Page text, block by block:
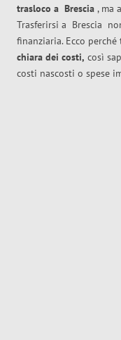
trasloco a Brescia , ma
Trasferirsi a Brescia
finanziaria. Ecco
chiara dei costi, così
costi nascosti o spese